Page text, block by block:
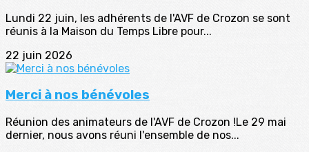
Lundi 22 juin, les adhérents de l'AVF de Crozon se sont
réunis à la Maison du Temps Libre pour...
22 juin 2026
Merci à nos bénévoles
Réunion des animateurs de l'AVF de Crozon !Le 29 mai
dernier, nous avons réuni l'ensemble de nos...